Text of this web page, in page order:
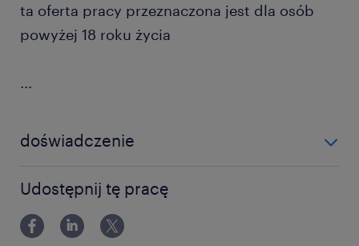
ta oferta pracy przeznaczona jest dla osób
powyżej 18 roku życia
...
doświadczenie
Udostępnij tę pracę